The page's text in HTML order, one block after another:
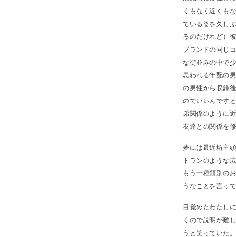
くもなく近くも
ている姿を久し
るのだけれど）
ブランドの同じ
な街並みの中で
思われる年配の
の男性から収録
のでいいんです
弟関係のように
友達との関係を
夢には最近坊主
トランのような
もう一種類別の
うなことを言っ
目覚めたわたし
くので説明が難
うと笑っていた。